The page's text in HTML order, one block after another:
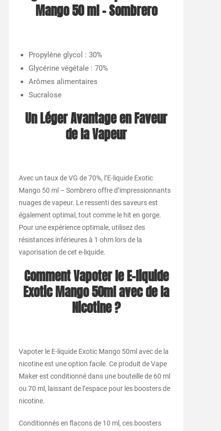
Mango 50 ml – Sombrero
Propylène glycol : 30%
Glycérine végétale : 70%
Arômes alimentaires
Sucralose
Un Léger Avantage en Faveur
de la Vapeur
Avec un taux de VG de 70%, l’E-liquide Exotic
Mango 50 ml – Sombrero offre d’impressionnants
nuages de vapeur. Le ressenti des saveurs est
également optimal, tout comme le hit en gorge.
Pour une expérience optimale, utilisez des
résistances inférieures à 1 ohm lors de la
vaporisation de cet e-liquide.
Comment Vapoter le E-liquide
Exotic Mango 50ml avec de la
Nicotine ?
Vapoter le E-liquide Exotic Mango 50ml avec de la
nicotine est une option facile. Ce produit de Vape
Maker est conditionné dans une bouteille de 60 ml
ou 70 ml, laissant de l’espace pour les boosters de
nicotine.
Conditionnés en flacons de 10 ml, ces boosters